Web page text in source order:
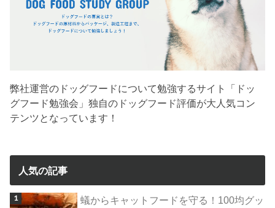
弊社運営のドッグフードについて勉強するサイト「ドッ
グフード勉強会」独自のドッグフード評価が大人気コン
テンツとなっています！
人気の記事
蟻からキャットフードを守る！100均グッ